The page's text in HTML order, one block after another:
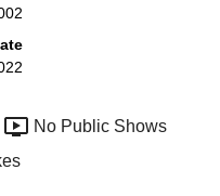
No Public Shows